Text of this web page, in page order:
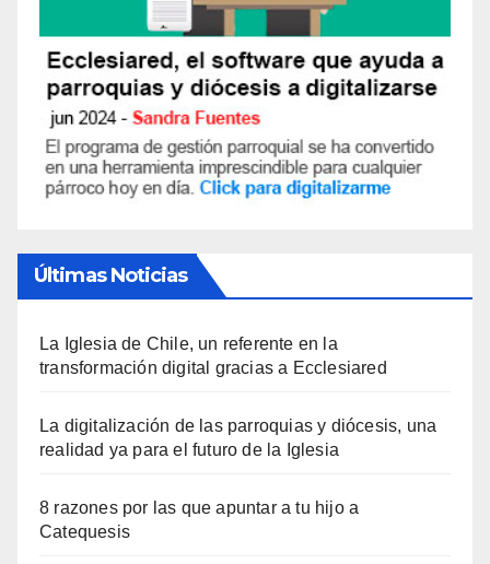
Últimas Noticias
La Iglesia de Chile, un referente en la
transformación digital gracias a Ecclesiared
La digitalización de las parroquias y diócesis, una
realidad ya para el futuro de la Iglesia
8 razones por las que apuntar a tu hijo a
Catequesis